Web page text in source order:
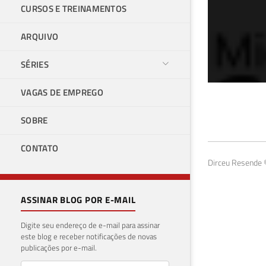
CURSOS E TREINAMENTOS
ARQUIVO
SÉRIES
VAGAS DE EMPREGO
SOBRE
CONTATO
ASSINAR BLOG POR E-MAIL
Digite seu endereço de e-mail para assinar
este blog e receber notificações de novas
publicações por e-mail.
08 de
Dirceu